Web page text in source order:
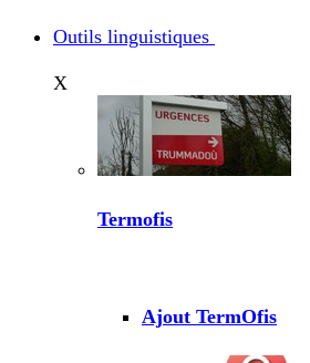
Outils linguistiques
X
Termofis
Ajout TermOfis